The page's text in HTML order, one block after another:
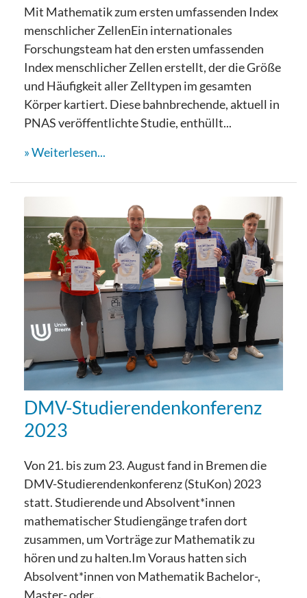
Mit Mathematik zum ersten umfassenden Index
menschlicher ZellenEin internationales
Forschungsteam hat den ersten umfassenden
Index menschlicher Zellen erstellt, der die Größe
und Häufigkeit aller Zelltypen im gesamten
Körper kartiert. Diese bahnbrechende, aktuell in
PNAS veröffentlichte Studie, enthüllt...
Weiterlesen...
DMV-Studierendenkonferenz
2023
Von 21. bis zum 23. August fand in Bremen die
DMV-Studierendenkonferenz (StuKon) 2023
statt. Studierende und Absolvent*innen
mathematischer Studiengänge trafen dort
zusammen, um Vorträge zur Mathematik zu
hören und zu halten.Im Voraus hatten sich
Absolvent*innen von Mathematik Bachelor-,
Master- oder...